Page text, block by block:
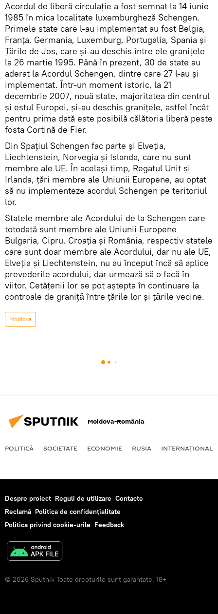
Acordul de liberă circulație a fost semnat la 14 iunie
1985 în mica localitate luxemburgheză Schengen.
Primele state care l-au implementat au fost Belgia,
Franța, Germania, Luxemburg, Portugalia, Spania și
Țările de Jos, care și-au deschis între ele granițele
la 26 martie 1995. Până în prezent, 30 de state au
aderat la Acordul Schengen, dintre care 27 l-au și
implementat. Într-un moment istoric, la 21
decembrie 2007, nouă state, majoritatea din centrul
și estul Europei, și-au deschis granițele, astfel încât
pentru prima dată este posibilă călătoria liberă peste
fosta Cortină de Fier.
Din Spațiul Schengen fac parte și Elveția,
Liechtenstein, Norvegia și Islanda, care nu sunt
membre ale UE. În același timp, Regatul Unit și
Irlanda, țări membre ale Uniunii Europene, au optat
să nu implementeze acordul Schengen pe teritoriul
lor.
Statele membre ale Acordului de la Schengen care
totodată sunt membre ale Uniunii Europene
Bulgaria, Cipru, Croația și România, respectiv statele
care sunt doar membre ale Acordului, dar nu ale UE,
Elveția și Liechtenstein, nu au început încă să aplice
prevederile acordului, dar urmează să o facă în
viitor. Cetățenii lor se pot aștepta în continuare la
controale de granițǎ între țările lor și țǎrile vecine.
Moldova
Moldova-România
POLITICĂ SOCIETATE ECONOMIE RUSIA INTERNAŢIONAL
Despre proiect Reguli de utilizare Contacte
Reclamă Politica de confidențialitate
Politica privind cookie-urile Feedback
© 2026 Sputnik Toate drepturile sunt garantate. 18+